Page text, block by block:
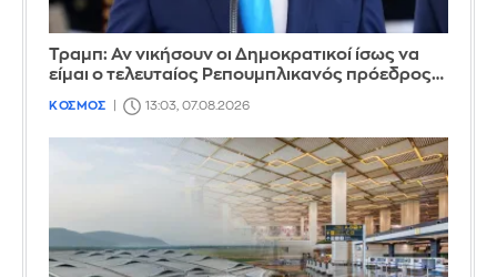
Τραμπ: Αν νικήσουν οι Δημοκρατικοί ίσως να
είμαι ο τελευταίος Ρεπουμπλικανός πρόεδρος…
ΚΟΣΜΟΣ 13:03, 07.08.2026